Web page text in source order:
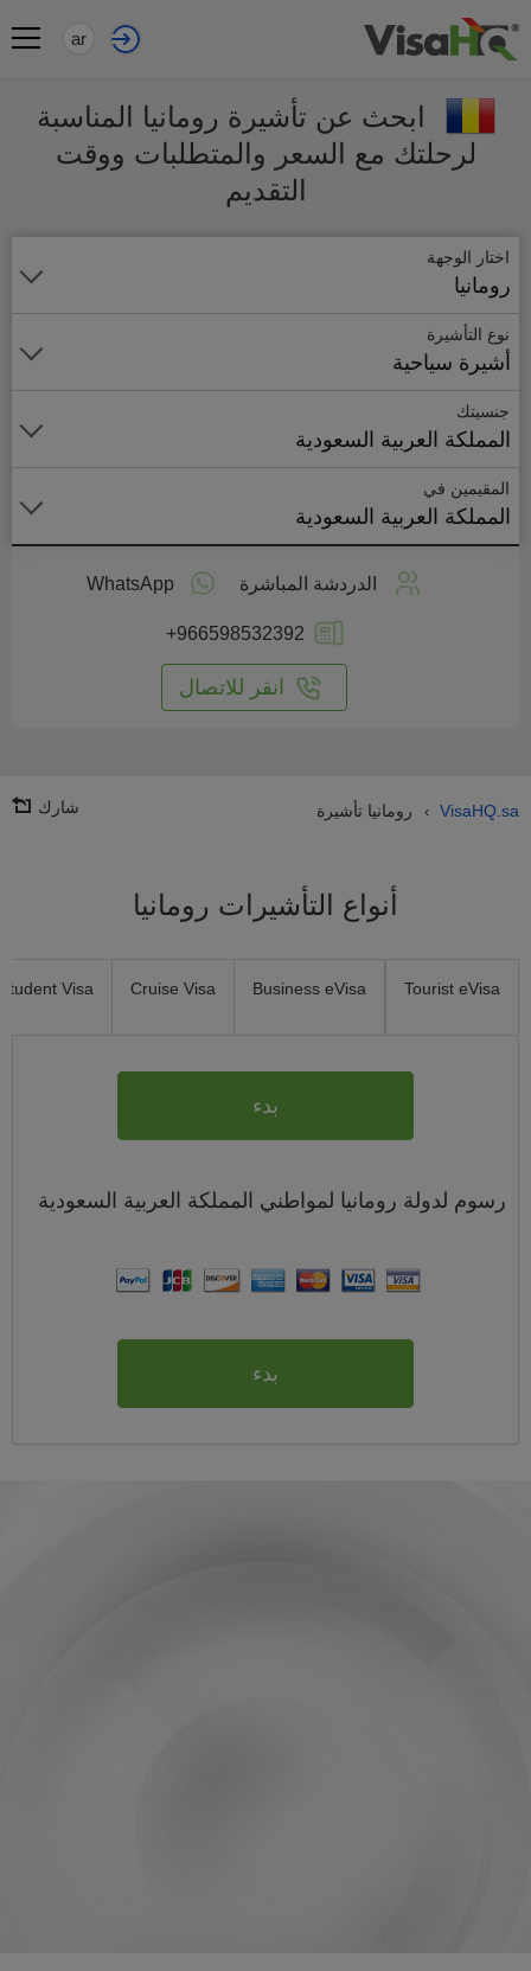
ar
ابحث عن تأشيرة رومانيا المناسبة
لرحلتك مع السعر والمتطلبات ووقت
التقديم
اختار الوجهة
رومانيا
نوع التأشيرة
أشيرة سياحية
جنسيتك
المملكة العربية السعودية
المقيمين في
المملكة العربية السعودية
الدردشة المباشرة WhatsApp
+966598532392
انقر للاتصال
VisaHQ.sa
› رومانيا تأشيرة شارك
أنواع التأشيرات رومانيا
Tourist eVisa
Business eVisa
Cruise Visa
Student Visa
بدء
رسوم لدولة رومانيا لمواطني المملكة العربية السعودية
بدء